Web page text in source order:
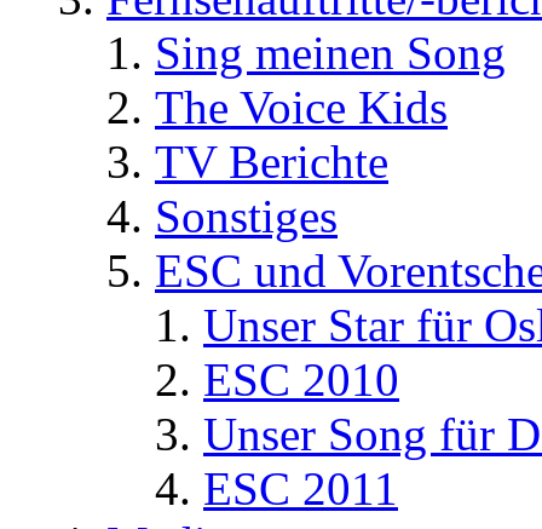
Sing meinen Song
The Voice Kids
TV Berichte
Sonstiges
ESC und
Unser Star für
ESC 2010
Unser Song für
ESC 2011